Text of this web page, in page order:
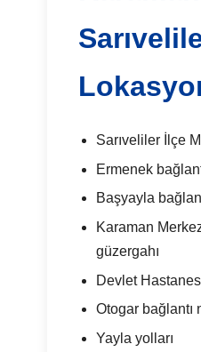
Sarıveliler İlçe
Ermenek
Başyayla
Karaman
güzergahı
Devlet
Otogar bağlantı
Yayla yolları